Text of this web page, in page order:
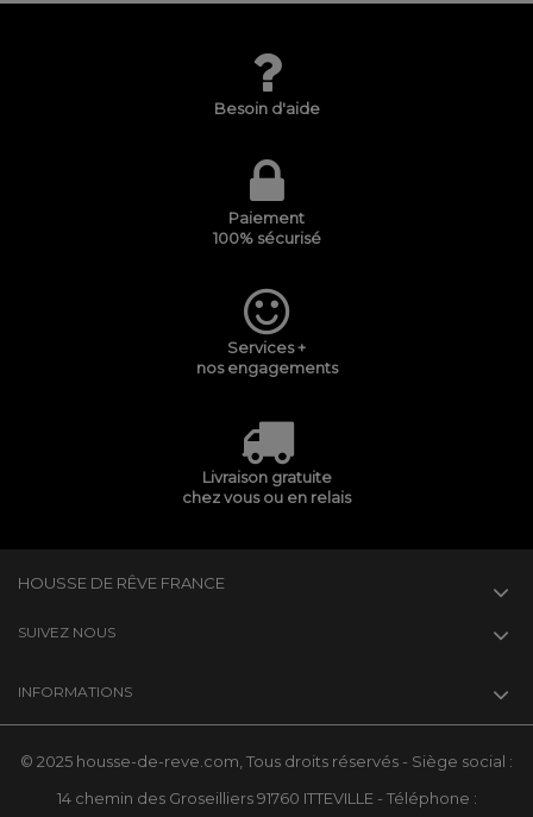
Besoin d'aide
Paiement
100% sécurisé
Services +
nos engagements
Livraison gratuite
chez vous ou en relais
HOUSSE DE RÊVE FRANCE
SUIVEZ NOUS
INFORMATIONS
© 2025 housse-de-reve.com, Tous droits réservés - Siège social :
14 chemin des Groseilliers 91760 ITTEVILLE - Téléphone :